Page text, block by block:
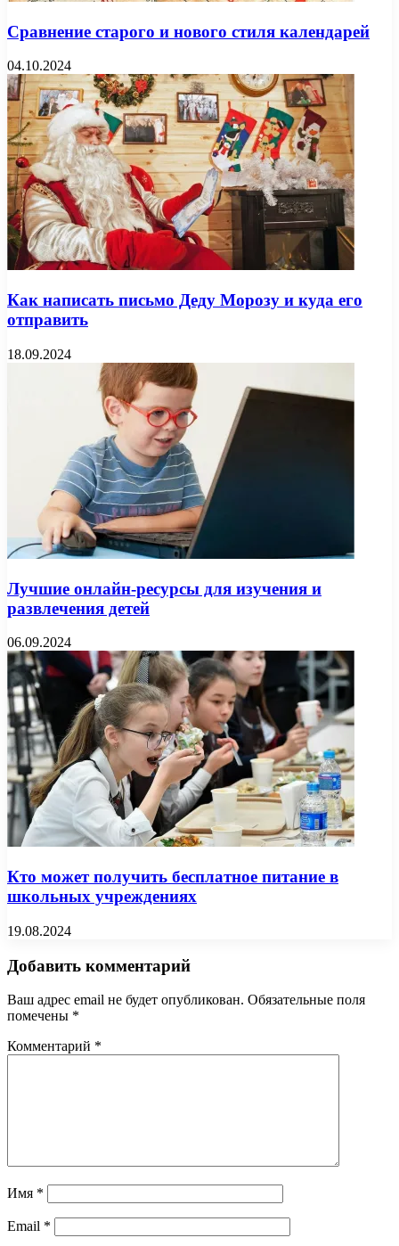
Сравнение старого и нового стиля календарей
04.10.2024
Как написать письмо Деду Морозу и куда его
отправить
18.09.2024
Лучшие онлайн-ресурсы для изучения и
развлечения детей
06.09.2024
Кто может получить бесплатное питание в
школьных учреждениях
19.08.2024
Добавить комментарий
Ваш адрес email не будет опубликован. Обязательные поля
помечены *
Комментарий *
Имя *
Email *